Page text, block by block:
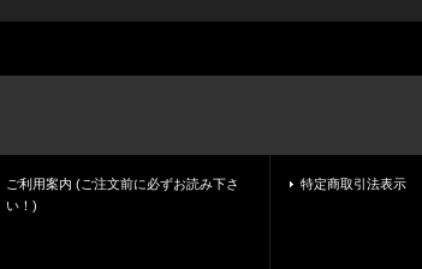
ご利用案内 (ご注文前に必ずお読み下さ
い！)
特定商取引法表示